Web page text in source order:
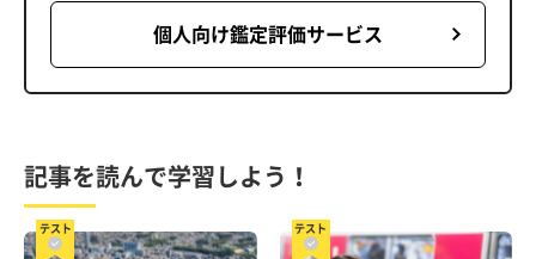
個人向け鑑定評価サービス
記事を読んで学習しよう！
テスト テスト